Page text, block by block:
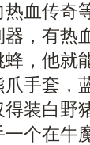
血传奇
，有热
，他就
手套，
装白野
个在牛